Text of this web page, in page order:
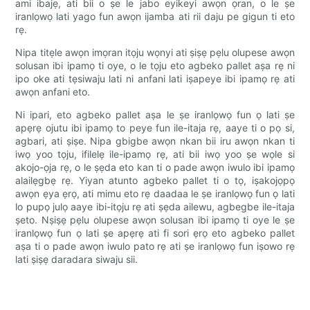
ami ibajẹ, ati bii o ṣe le jabo eyikeyi awọn ọran, o le ṣe
iranlọwọ lati yago fun awọn ijamba ati rii daju pe gigun ti eto
rẹ.
Nipa titẹle awọn imọran itọju wọnyi ati ṣiṣẹ pẹlu olupese awọn
solusan ibi ipamọ ti oye, o le tọju eto agbeko pallet aṣa rẹ ni
ipo oke ati tẹsiwaju lati ni anfani lati iṣapeye ibi ipamọ rẹ ati
awọn anfani eto.
Ni ipari, eto agbeko pallet aṣa le ṣe iranlọwọ fun ọ lati ṣe
apẹrẹ ojutu ibi ipamọ to peye fun ile-itaja rẹ, aaye ti o pọ si,
agbari, ati ṣiṣe. Nipa gbigbe awọn nkan bii iru awọn nkan ti
iwọ yoo tọju, ifilelẹ ile-ipamọ rẹ, ati bii iwọ yoo ṣe wọle si
akojo-ọja rẹ, o le ṣẹda eto kan ti o pade awọn iwulo ibi ipamọ
alailẹgbẹ rẹ. Yiyan atunto agbeko pallet ti o tọ, iṣakojọpọ
awọn ẹya ẹrọ, ati mimu eto rẹ daadaa le ṣe iranlọwọ fun ọ lati
lo pupọ julọ aaye ibi-itọju rẹ ati ṣẹda ailewu, agbegbe ile-itaja
ṣeto. Nṣiṣẹ pẹlu olupese awọn solusan ibi ipamọ ti oye le ṣe
iranlọwọ fun ọ lati ṣe apẹrẹ ati fi sori ẹrọ eto agbeko pallet
aṣa ti o pade awọn iwulo pato rẹ ati ṣe iranlọwọ fun iṣowo rẹ
lati ṣiṣẹ daradara siwaju sii.